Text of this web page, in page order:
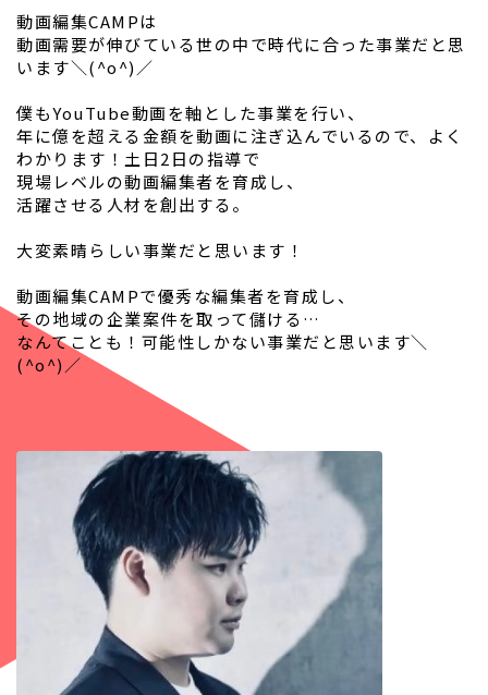
動画編集CAMPは
動画需要が伸びている世の中で時代に合った事業だと思
います＼(^o^)／
僕もYouTube動画を軸とした事業を行い、
年に億を超える金額を動画に注ぎ込んでいるので、よく
わかります！土日2日の指導で
現場レベルの動画編集者を育成し、
活躍させる人材を創出する。
大変素晴らしい事業だと思います！
動画編集CAMPで優秀な編集者を育成し、
その地域の企業案件を取って儲ける…
なんてことも！可能性しかない事業だと思います＼
(^o^)／